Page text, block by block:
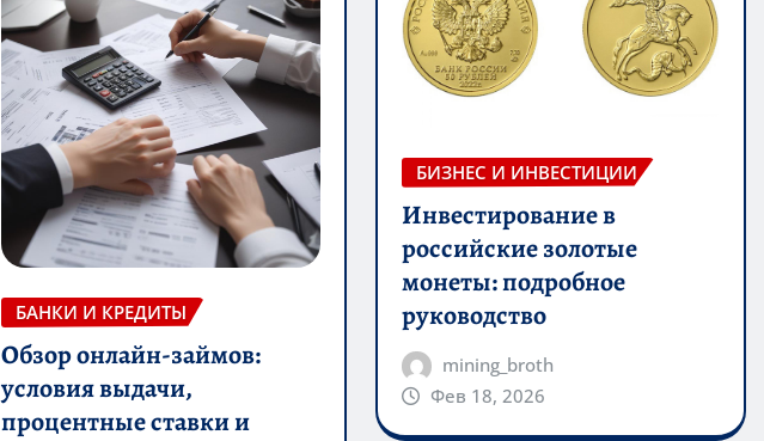
БАНКИ И КРЕДИТЫ
Обзор онлайн-займов:
условия выдачи,
процентные ставки и
БИЗНЕС И ИНВЕСТИЦИИ
Инвестирование в
российские золотые
монеты: подробное
руководство
mining_broth
Фев 18, 2026